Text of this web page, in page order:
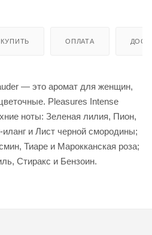
КУПИТЬ ОПЛАТА
— это аромат для женщин,
Pleasures Intense
ноты: Зеленая лилия, Пион,
и Лист черной смородины;
Тиаре и Марокканская роза;
Стиракс и Бензоин.